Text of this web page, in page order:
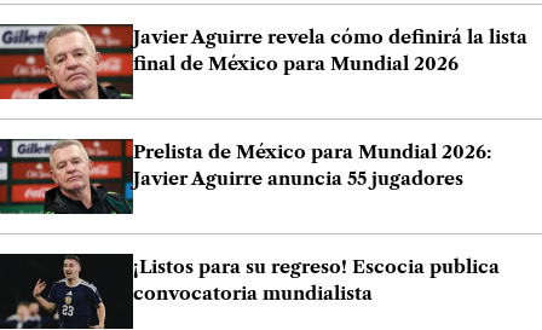
Javier Aguirre revela cómo definirá la lista
final de México para Mundial 2026
Prelista de México para Mundial 2026:
Javier Aguirre anuncia 55 jugadores
¡Listos para su regreso! Escocia publica
convocatoria mundialista